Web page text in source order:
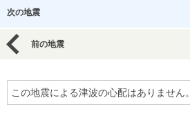
次の地震
前の地震
この地震による津波の心配はありません。